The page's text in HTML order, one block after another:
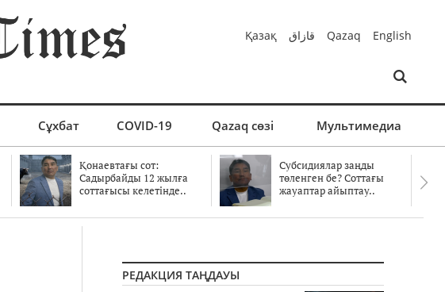
Қазақ قازاق Qazaq English
Сұхбат COVID-19 Qazaq сөзі Мультимедиа
Қонаевтағы сот:
Садырбайды 12 жылға
соттағысы келетінде..
Субсидиялар заңды
төленген бе? Соттағы
жауаптар айыптау..
РЕДАКЦИЯ ТАҢДАУЫ